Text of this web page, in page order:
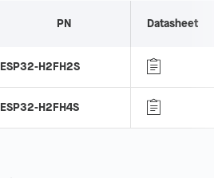
PN Datasheet
ESP32-H2FH2S
ESP32-H2FH4S